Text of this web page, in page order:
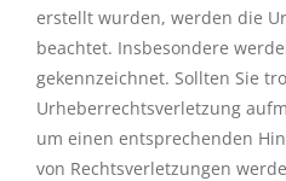
erstellt wurden, werden die
beachtet. Insbesondere
gekennzeichnet. Sollten Sie
Urheberrechtsverletzung
um einen entsprechenden
von Rechtsverletzungen